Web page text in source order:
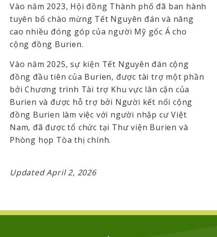
Vào năm 2023, Hội đồng Thành phố đã ban hành
tuyên bố chào mừng Tết Nguyên đán và nâng
cao nhiều đóng góp của người Mỹ gốc Á cho
cộng đồng Burien.
Vào năm 2025, sự kiện Tết Nguyên đán cộng
đồng đầu tiên của Burien, được tài trợ một phần
bởi Chương trình Tài trợ Khu vực lân cận của
Burien và được hỗ trợ bởi Người kết nối cộng
đồng Burien làm việc với người nhập cư Việt
Nam, đã được tổ chức tại Thư viện Burien và
Phòng họp Tòa thị chính.
Updated April 2, 2026